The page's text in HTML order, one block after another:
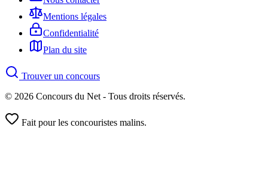
Mentions légales
Confidentialité
Plan du site
Trouver un concours
© 2026 Concours du Net - Tous droits réservés.
Fait pour les concouristes malins.